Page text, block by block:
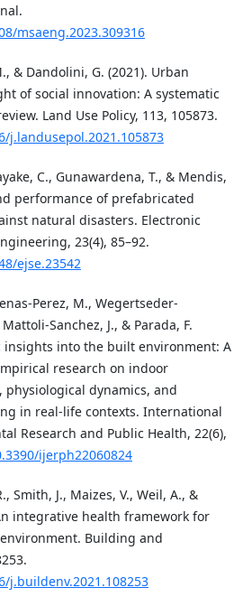
msaeng.2023.309316
& Dandolini, G. (2021). Urban
of social innovation: A systematic
Land Use Policy, 113, 105873.
j.landusepol.2021.105873
C., Gunawardena, T., & Mendis,
performance of prefabricated
natural disasters. Electronic
23(4), 85–92.
ejse.23542
Perez, M., Wegertseder-
Sanchez, J., & Parada, F.
insights into the built environment: A
research on indoor
dynamics, and
in real-life contexts. International
Research and Public Health, 22(6),
ijerph22060824
Smith, J., Maizes, V., Weil, A., &
integrative health framework for
Building and
j.buildenv.2021.108253